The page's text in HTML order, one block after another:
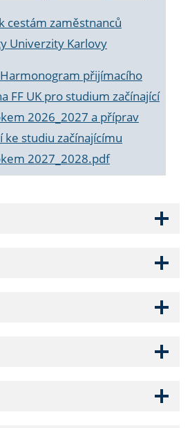
cestám zaměstnanců
Univerzity Karlovy
přijímacího
FF UK pro studium začínající
2026_2027 a příprav
studiu začínajícímu
2027_2028.pdf